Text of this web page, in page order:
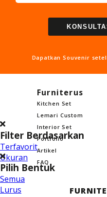
Dapatkan Souvenir
Filter Berdasarkan
Terfavorit
Ukuran
Pilih Bentuk
Semua
Lurus
Furniterus
Kitchen Set
Lemari Custom
Interior Set
Portfolio
Artikel
FAQ